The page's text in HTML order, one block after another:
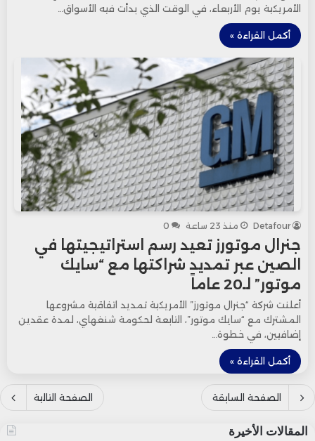
الأمريكية يوم الأربعاء، في الوقت الذي بدأت فيه الأسواق…
أكمل القراءة »
Detafour منذ 23 ساعة 0
جنرال موتورز تعيد رسم استراتيجيتها في
الصين عبر تمديد شراكتها مع “سايك
موتور” لـ20 عاماً
أعلنت شركة “جنرال موتورز” الأمريكية تمديد اتفاقية مشروعها
المشترك مع “سايك موتور”، التابعة لحكومة شنغهاي، لمدة عقدين
إضافيين، في خطوة…
أكمل القراءة »
الصفحة السابقة الصفحة التالية
المقالات الأخيرة